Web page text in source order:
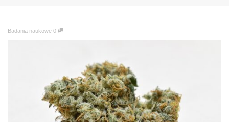
Badania naukowe 0